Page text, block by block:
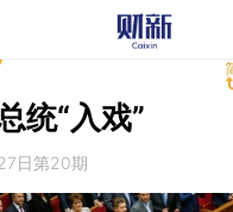
统“入戏”
日第20期